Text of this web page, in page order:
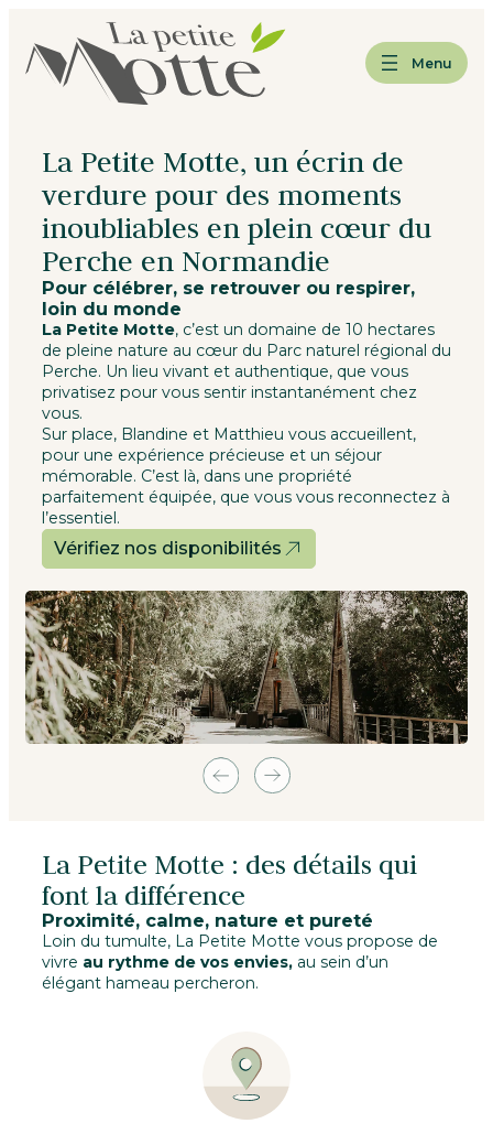
menu
contenu
pied
de
Menu
La Petite Motte, un écrin de
verdure pour des moments
inoubliables en plein cœur du
Perche en Normandie
Pour célébrer, se retrouver ou respirer,
loin du monde
La Petite Motte, c’est un domaine de 10 hectares
de pleine nature au cœur du Parc naturel régional du
Perche. Un lieu vivant et authentique, que vous
privatisez pour vous sentir instantanément chez
vous.
Sur place, Blandine et Matthieu vous accueillent,
pour une expérience précieuse et un séjour
mémorable. C’est là, dans une propriété
parfaitement équipée, que vous vous reconnectez à
l’essentiel.
Vérifiez nos disponibilités
La Petite Motte : des détails qui
font la différence
Proximité, calme, nature et pureté
Loin du tumulte, La Petite Motte vous propose de
vivre au rythme de vos envies, au sein d’un
élégant hameau percheron.